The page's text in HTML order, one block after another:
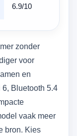
6.9/10
zonder
voor
en
6, Bluetooth 5.4
vaak meer
bron. Kies